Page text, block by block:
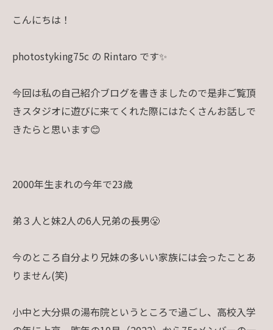
こんにちは！
photostyking75c の Rintaro です✨
今回は私の自己紹介ブログを書きましたので是非ご覧頂
きスタジオに遊びに来てくれた際にはたくさんお話しで
きたらと思います😊
2000年生まれの今年で23歳
弟３人と妹2人の6人兄弟の長男😤
今のところ自分より兄妹の多いい家族には会ったことあ
りません(笑)
小中と大分県の湯布院というところで過ごし、高校入学